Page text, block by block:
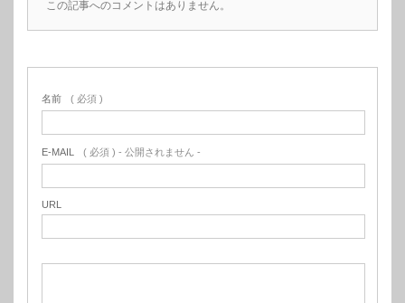
この記事へのコメントはありません。
名前 ( 必須 )
E-MAIL ( 必須 ) - 公開されません -
URL